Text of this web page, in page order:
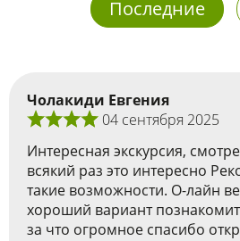
Последние
Чолакиди Евгения
04 сентября 2025
Интересная экскурсия,
всякий раз это интересно
такие возможности. О-лайн
хороший вариант
за что огромное спасибо